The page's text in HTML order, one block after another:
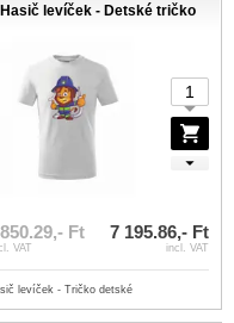
Hasič levíček - Detské tričko
Ft
VAT
7 195.86,- Ft
incl. VAT
levíček - Tričko detské